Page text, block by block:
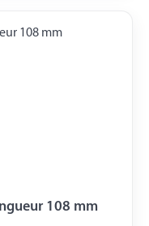
108 mm